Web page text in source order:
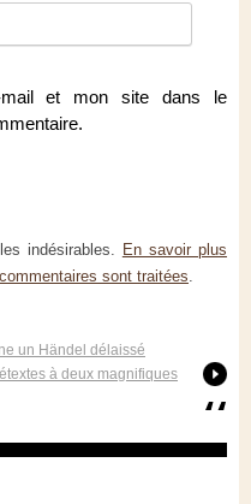
mail et mon site dans le
indésirables. En savoir plus
sont traitées
un Händel délaissé
à deux magnifiques